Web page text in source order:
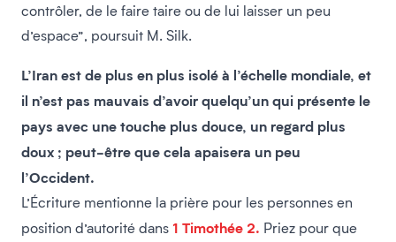
contrôler, de le faire taire ou de lui laisser un peu
d’espace”, poursuit M. Silk.
L’Iran est de plus en plus isolé à l’échelle mondiale, et
il n’est pas mauvais d’avoir quelqu’un qui présente le
pays avec une touche plus douce, un regard plus
doux ; peut-être que cela apaisera un peu
l’Occident.
L’Écriture mentionne la prière pour les personnes en
position d’autorité dans 1 Timothée 2. Priez pour que